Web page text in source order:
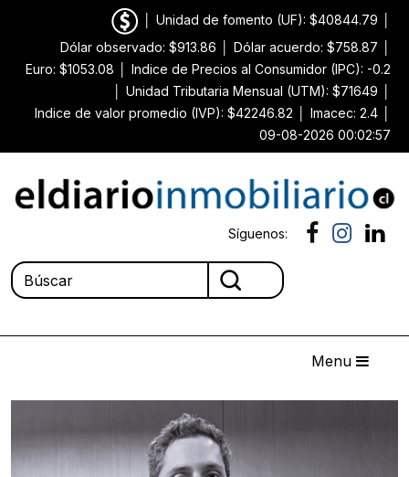
Unidad de fomento (UF): $40844.79
Dólar observado: $913.86
Dólar acuerdo: $758.87
Euro: $1053.08
Indice de Precios al Consumidor (IPC): -0.2
Unidad Tributaria Mensual (UTM): $71649
Indice de valor promedio (IVP): $42246.82
Imacec: 2.4
09-08-2026 00:02:57
Síguenos:
Menu